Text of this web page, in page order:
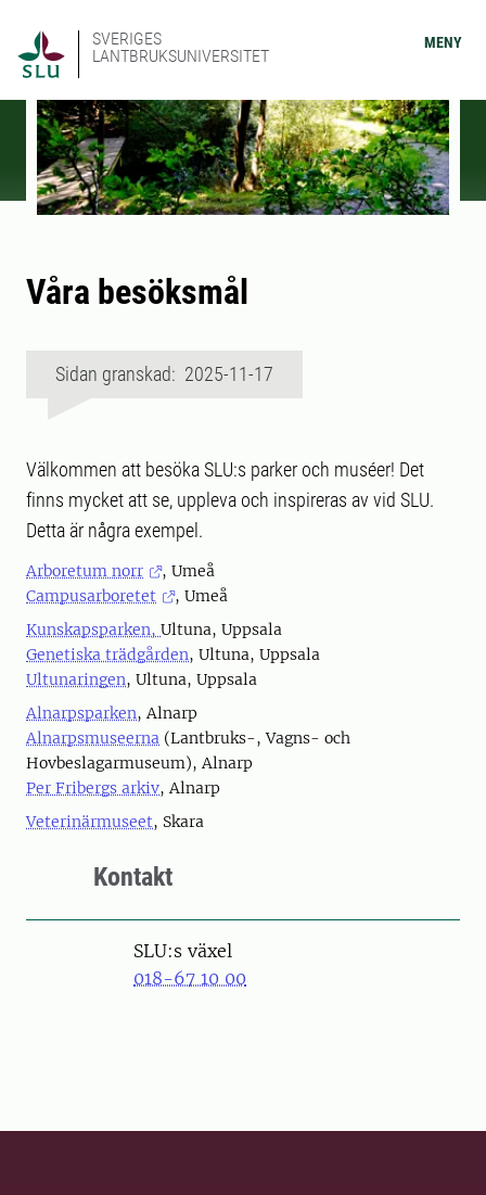
SVERIGES
LANTBRUKSUNIVERSITET
MENY
Våra besöksmål
Sidan granskad: 2025-11-17
Välkommen att besöka SLU:s parker och muséer! Det
finns mycket att se, uppleva och inspireras av vid SLU.
Detta är några exempel.
Arboretum norr
, Umeå
Campusarboretet
, Umeå
Kunskapsparken, Ultuna, Uppsala
Genetiska trädgården, Ultuna, Uppsala
Ultunaringen, Ultuna, Uppsala
Alnarpsparken, Alnarp
Alnarpsmuseerna (Lantbruks-, Vagns- och
Hovbeslagarmuseum), Alnarp
Per Fribergs arkiv, Alnarp
Veterinärmuseet, Skara
Kontakt
SLU:s växel
018-67 10 00